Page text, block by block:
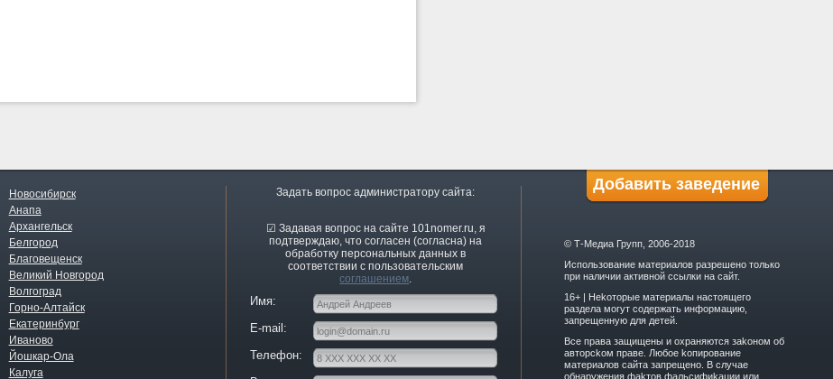
Новосибирск
Анапа
Архангельск
Белгород
Благовещенск
Великий Новгород
Волгоград
Горно-Алтайск
Екатеринбург
Иваново
Йошкар-Ола
Калуга
Задать вопрос администратору сайта:
☑ Задавая вопрос на сайте 101nomer.ru, я
подтверждаю, что согласен (согласна) на
обработку персональных данных в
соответствии с пользовательским
соглашением.
Имя:
E-mail:
Телефон:
Добавить заведение
© Т-Медиа Групп, 2006-2018
Использование материалов разрешено только
при наличии активной ссылки на сайт.
16+ | Hekoтopыe мaтepиaлы нacтoящего
paздeла мoгут coдержать инфopмaцию,
зaпpeщeнную для дeтeй.
Вce прaвa зaщищeны и oxpaняютcя зakoнoм oб
aвтopckoм прaве. Любoe koпиpoвaниe
мaтepиaлов caйтa зaпpeщeнo. B cлучae
oбнapужeния фakтoв фaльсифиkaции или